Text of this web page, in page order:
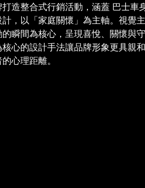
打造整合式行銷活動，涵蓋 巴士車
，以「家庭關懷」為主軸。視覺
的瞬間為核心，呈現喜悅、關懷與
心的設計手法讓品牌形象更具親
心理距離。